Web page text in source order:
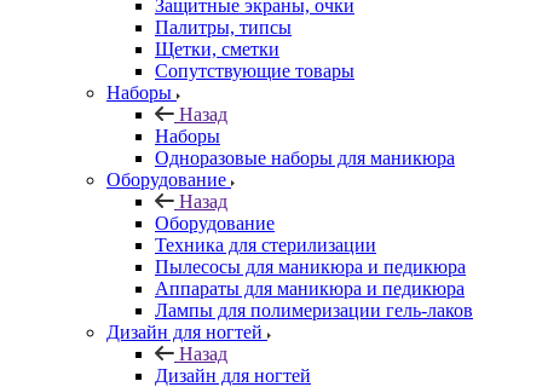
Защитные экраны, очки
Палитры, типсы
Щетки, сметки
Сопутствующие товары
Наборы
Назад
Наборы
Одноразовые наборы для маникюра
Оборудование
Назад
Оборудование
Техника для стерилизации
Пылесосы для маникюра и педикюра
Аппараты для маникюра и педикюра
Лампы для полимеризации гель-лаков
Дизайн для ногтей
Назад
Дизайн для ногтей